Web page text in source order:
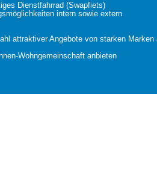
Dienstfahrrad (Swapfiets)
intern sowie extern
attraktiver Angebote von starken
Wohngemeinschaft anbieten